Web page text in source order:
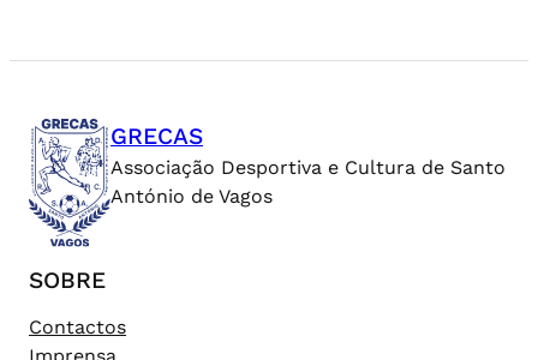
GRECAS
Associação Desportiva e Cultura de Santo
António de Vagos
SOBRE
Contactos